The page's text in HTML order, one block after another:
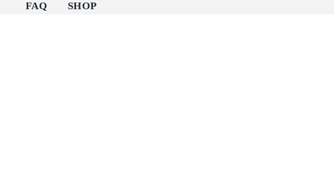
FAQ
SHOP